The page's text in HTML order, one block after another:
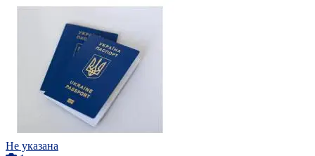
Не указана